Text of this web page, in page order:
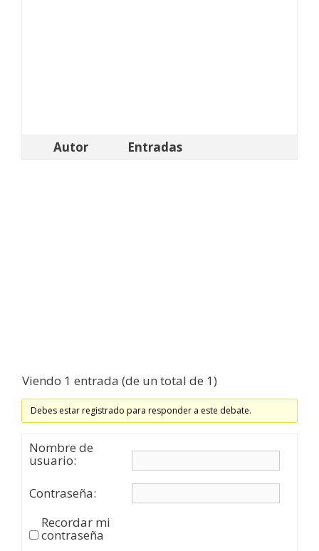
Autor Entradas
Viendo 1 entrada (de un total de 1)
Debes estar registrado para responder a este debate.
Nombre de
usuario:
Contraseña:
Recordar mi
contraseña